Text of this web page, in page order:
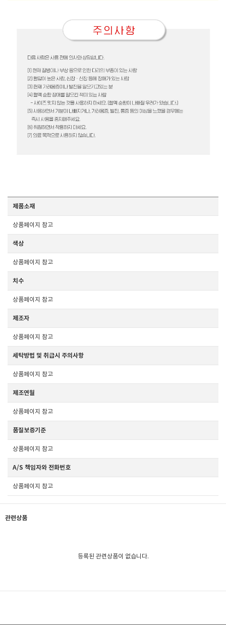
제품소재
상품페이지 참고
색상
상품페이지 참고
치수
상품페이지 참고
제조자
상품페이지 참고
세탁방법 및 취급시 주의사항
상품페이지 참고
제조연월
상품페이지 참고
품질보증기준
상품페이지 참고
A/S 책임자와 전화번호
상품페이지 참고
관련상품
등록된 관련상품이 없습니다.